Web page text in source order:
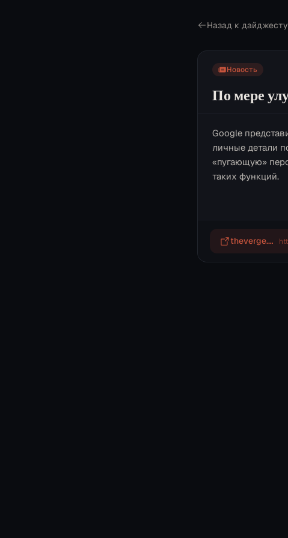
Назад к дайджесту
Новость
По мере
Google
личные детали
«пугающую»
таких функций.
theverge.com